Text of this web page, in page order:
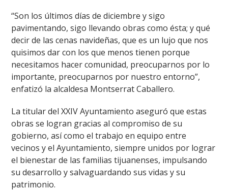
“Son los últimos días de diciembre y sigo
pavimentando, sigo llevando obras como ésta; y qué
decir de las cenas navideñas, que es un lujo que nos
quisimos dar con los que menos tienen porque
necesitamos hacer comunidad, preocuparnos por lo
importante, preocuparnos por nuestro entorno”,
enfatizó la alcaldesa Montserrat Caballero.
La titular del XXIV Ayuntamiento aseguró que estas
obras se logran gracias al compromiso de su
gobierno, así como el trabajo en equipo entre
vecinos y el Ayuntamiento, siempre unidos por lograr
el bienestar de las familias tijuanenses, impulsando
su desarrollo y salvaguardando sus vidas y su
patrimonio.